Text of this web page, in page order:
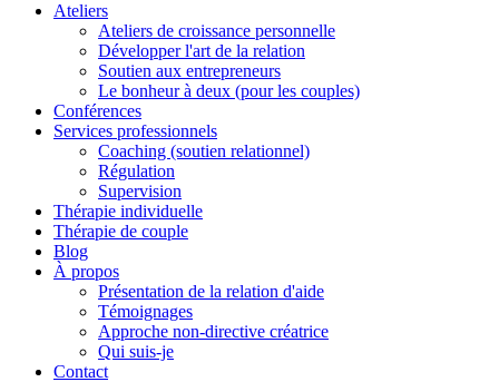
Ateliers
Ateliers de croissance personnelle
Développer l'art de la relation
Soutien aux entrepreneurs
Le bonheur à deux (pour les couples)
Conférences
Services professionnels
Coaching (soutien relationnel)
Régulation
Supervision
Thérapie individuelle
Thérapie de couple
Blog
À propos
Présentation de la relation d'aide
Témoignages
Approche non-directive créatrice
Qui suis-je
Contact